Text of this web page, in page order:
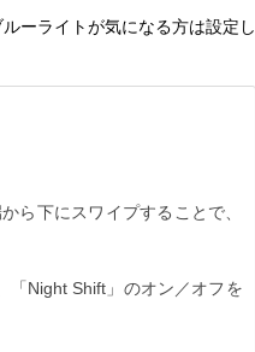
ーライトが気になる方は設定し
ら下にスワイプすることで、
「Night Shift」のオン／オフを